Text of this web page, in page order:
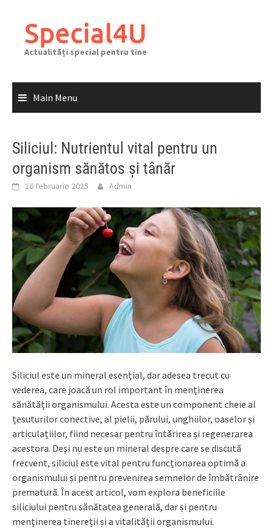
contentSpecial4U
Actualități special pentru tine
Main Menu
Siliciul: Nutrientul vital pentru un
organism sănătos și tânăr
16 februarie 2025 Admin
Siliciul este un mineral esențial, dar adesea trecut cu
vederea, care joacă un rol important în menținerea
sănătății organismului. Acesta este un component cheie al
țesuturilor conective, al pielii, părului, unghiilor, oaselor și
articulațiilor, fiind necesar pentru întărirea și regenerarea
acestora. Deși nu este un mineral despre care se discută
frecvent, siliciul este vital pentru funcționarea optimă a
organismului și pentru prevenirea semnelor de îmbătrânire
prematură. În acest articol, vom explora beneficiile
siliciului pentru sănătatea generală, dar și pentru
menținerea tinereții și a vitalității organismului.